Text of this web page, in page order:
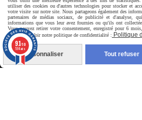
9.1/10
594 avis
utiliser des cookies ou d'autres technologies pour stocker et
votre visite sur notre site. Nous partageons également des
partenaires de médias sociaux, de publicité et d'analyse,
informations que vous leur avez fournies ou qu'ils ont
Vous pouvez retirer votre consentement, enregistré pour 6
Cookies ». Voir notre politique de confidentialité : Politique
Personnaliser Tout refuser